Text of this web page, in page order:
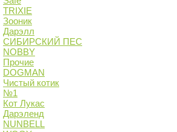
TRIXIE
Зооник
Дарэлл
СИБИРСКИЙ ПЕС
NOBBY
Прочие
DOGMAN
Чистый котик
№1
Кот Лукас
Дарэленд
NUNBELL